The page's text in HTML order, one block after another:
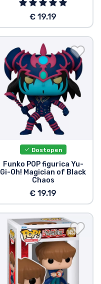
€ 19.19
Dostopen
Funko POP figurica Yu-
Gi-Oh! Magician of Black
Chaos
€ 19.19